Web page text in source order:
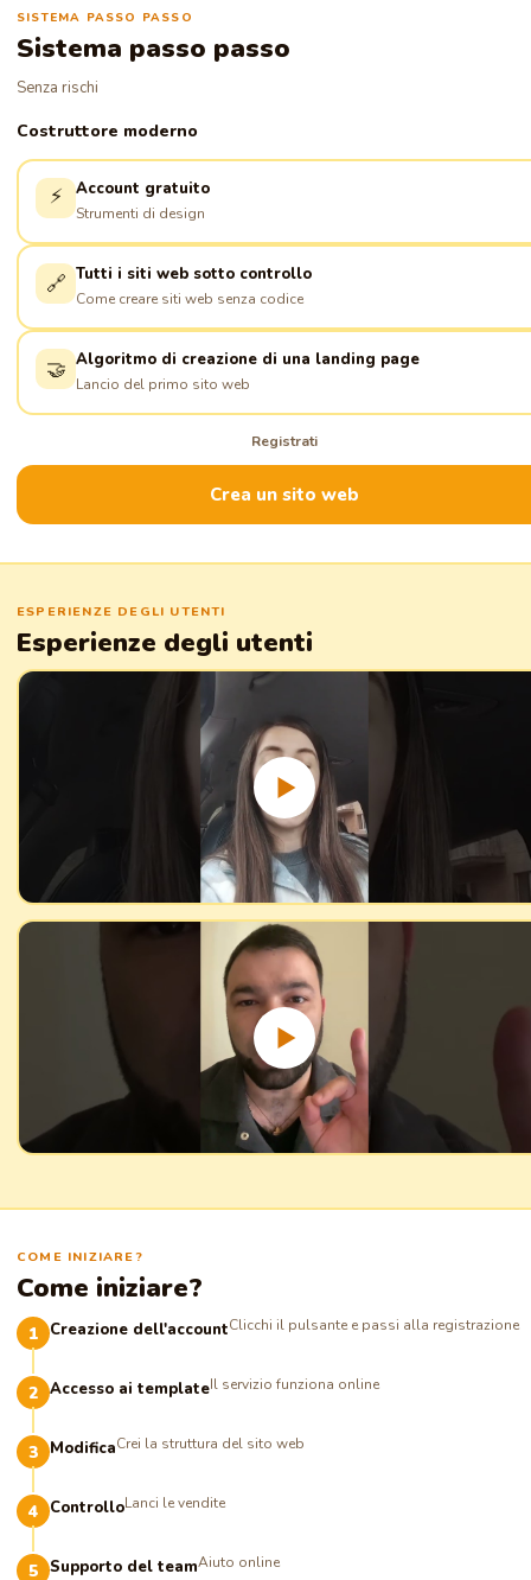
SISTEMA PASSO PASSO
Sistema passo passo
Senza rischi
Costruttore moderno
⚡ Account gratuito
Strumenti di design
🔗 Tutti i siti web sotto controllo
Come creare siti web senza codice
🤝 Algoritmo di creazione di una landing page
Lancio del primo sito web
Registrati
Crea un sito web
ESPERIENZE DEGLI UTENTI
Esperienze degli utenti
COME INIZIARE?
Come iniziare?
Creazione dell'accountClicchi il pulsante e passi alla registrazione
Accesso ai templateIl servizio funziona online
ModificaCrei la struttura del sito web
ControlloLanci le vendite
Supporto del teamAiuto online